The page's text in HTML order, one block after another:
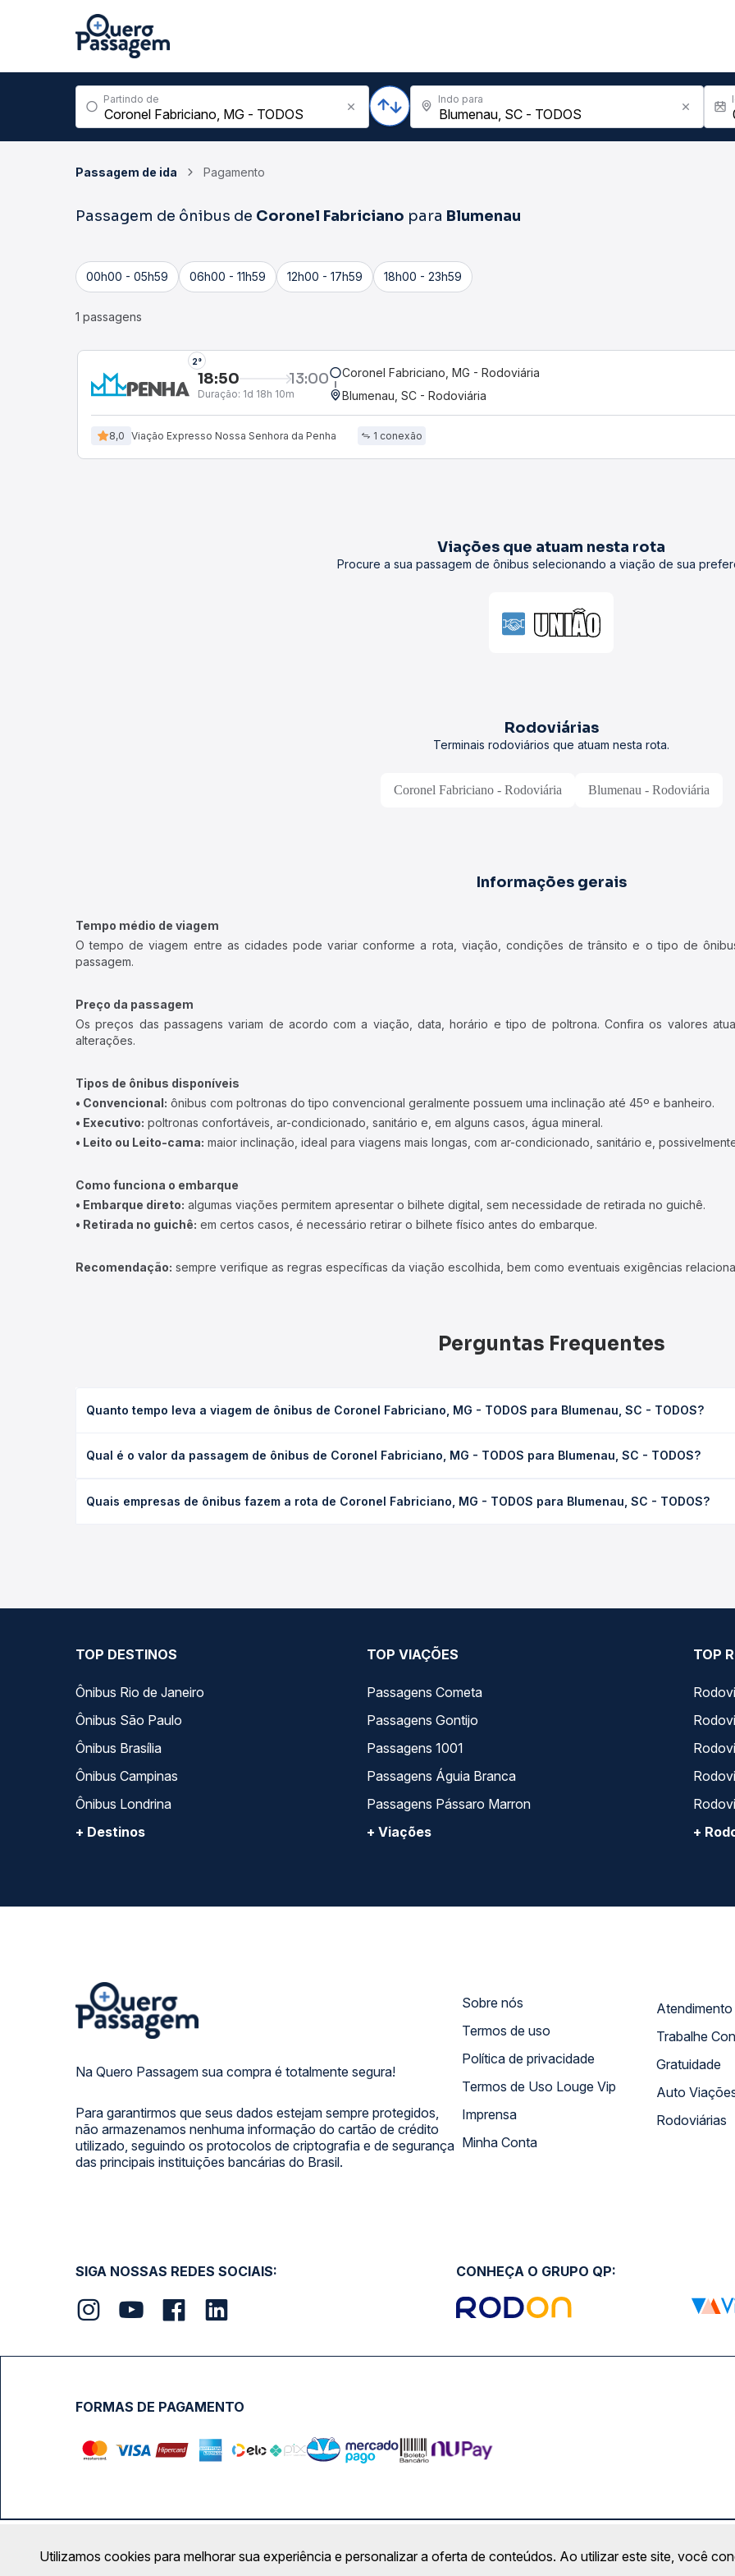
Partindo de Indo para
Passagem de ida Pagamento
Passagem de ônibus de Coronel Fabriciano para Blumenau
00h00 - 05h59 06h00 - 11h59 12h00 - 17h59 18h00 - 23h59
1 passagens
2°
18:50 13:00
Duração: 1d 18h 10m
Coronel Fabriciano, MG - Rodoviária
Blumenau, SC - Rodoviária
8,0 Viação Expresso Nossa Senhora da Penha 1 conexão
Viações que atuam nesta rota
Procure a sua passagem de ônibus selecionando a viação de sua
Rodoviárias
Terminais rodoviários que atuam nesta rota.
Coronel Fabriciano - Rodoviária Blumenau - Rodoviária
Informações gerais
Tempo médio de viagem
O tempo de viagem entre as cidades pode variar conforme a rota, viação, condições de trânsito e o tipo de
passagem.
Preço da passagem
Os preços das passagens variam de acordo com a viação, data, horário e tipo de poltrona. Confira os valores
alterações.
Tipos de ônibus disponíveis
• Convencional: ônibus com poltronas do tipo convencional geralmente possuem uma inclinação até 45º e banheiro.
• Executivo: poltronas confortáveis, ar-condicionado, sanitário e, em alguns casos, água mineral.
• Leito ou Leito-cama: maior inclinação, ideal para viagens mais longas, com ar-condicionado, sanitário e,
Como funciona o embarque
• Embarque direto: algumas viações permitem apresentar o bilhete digital, sem necessidade de retirada no guichê.
• Retirada no guichê: em certos casos, é necessário retirar o bilhete físico antes do embarque.
Recomendação: sempre verifique as regras específicas da viação escolhida, bem como eventuais exigências
Perguntas Frequentes
Quanto tempo leva a viagem de ônibus de Coronel Fabriciano, MG - TODOS para Blumenau, SC - TODOS?
(convencional, executivo ou leito) e as condições de tráfego. Na Quero Passagem você consulta os horários
Qual é o valor da passagem de ônibus de Coronel Fabriciano, MG - TODOS para Blumenau, SC - TODOS?
empresa, o tipo de poltrona e a antecedência da compra. Na Quero Passagem você compara os preços de todas as
Quais empresas de ônibus fazem a rota de Coronel Fabriciano, MG - TODOS para Blumenau, SC - TODOS?
TOP DESTINOS
Ônibus Rio de Janeiro
Ônibus São Paulo
Ônibus Brasília
Ônibus Campinas
Ônibus Londrina
+ Destinos
TOP VIAÇÕES
Passagens Cometa
Passagens Gontijo
Passagens 1001
Passagens Águia Branca
Passagens Pássaro Marron
+ Viações
TOP
+
Na Quero Passagem sua compra é totalmente segura!
Para garantirmos que seus dados estejam sempre protegidos,
não armazenamos nenhuma informação do cartão de crédito
utilizado, seguindo os protocolos de criptografia e de segurança
das principais instituições bancárias do Brasil.
Sobre nós
Termos de uso
Política de privacidade
Termos de Uso Louge Vip
Imprensa
Minha Conta
Trabalhe
Gratuidade
Auto
Rodoviárias
SIGA NOSSAS REDES SOCIAIS: CONHEÇA O GRUPO QP:
FORMAS DE PAGAMENTO
Calçada das Margaridas, 163 - Sala 02 - Condomínio Centro Comercial Alphaville, Barueri - SP | CEP: 06453-038 |
Utilizamos cookies para melhorar sua experiência e personalizar a oferta de conteúdos. Ao utilizar este site, você